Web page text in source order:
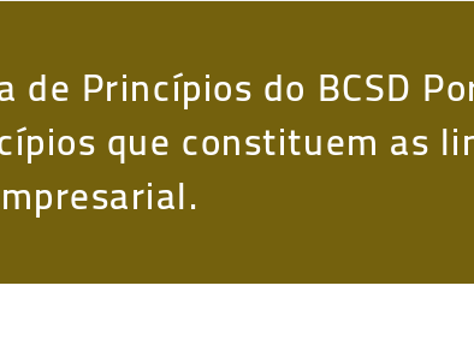
de Princípios do BCSD
que constituem as